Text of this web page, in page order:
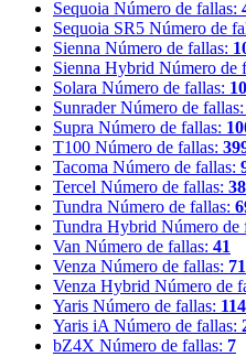
Sequoia Número de fallas:
Sequoia SR5 Número de
Sienna Número de fallas:
Sienna Hybrid Número de
Solara Número de fallas:
Sunrader Número de fallas:
Supra Número de fallas:
T100 Número de fallas:
Tacoma Número de fallas:
Tercel Número de fallas:
Tundra Número de fallas:
Tundra Hybrid Número de
Van Número de fallas: 41
Venza Número de fallas:
Venza Hybrid Número de
Yaris Número de fallas:
Yaris iA Número de fallas:
bZ4X Número de fallas: 7